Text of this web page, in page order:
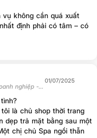
vụ không cần quá xuất
định phải có tâm – có
luyện được, miễn là người
nghiệp -
01/07/2025
là chủ shop thời trang
dẹp trả mặt bằng sau một
chị chủ Spa ngồi thẫn